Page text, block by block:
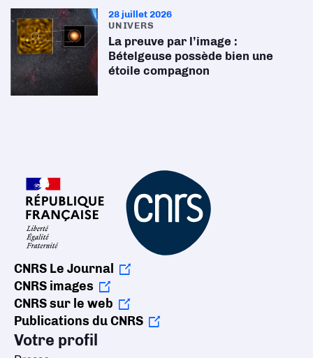
28 juillet 2026
UNIVERS
La preuve par l’image :
Bételgeuse possède bien une
étoile compagnon
CNRS Le Journal
CNRS images
CNRS sur le web
Publications du CNRS
Votre profil